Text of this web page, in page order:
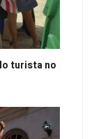
turista no